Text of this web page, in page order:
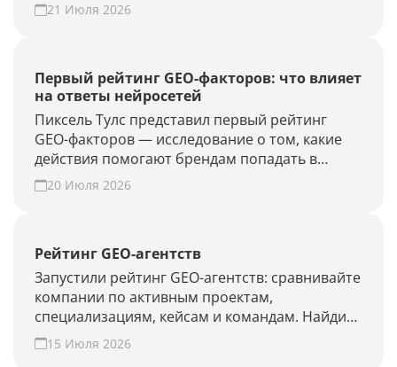
новые запросы или результат GEO-работ без
21 Июля 2026
Первый рейтинг GEO-факторов: что влияет
на ответы нейросетей
Пиксель Тулс представил первый рейтинг
GEO-факторов — исследование о том, какие
действия помогают брендам попадать в
ответы нейросетей.
20 Июля 2026
Рейтинг GEO-агентств
Запустили рейтинг GEO-агентств: сравнивайте
компании по активным проектам,
специализациям, кейсам и командам. Найдите
подрядчика для продвижения в ChatGPT,
Алисе AI и Perplexity или добавьте своё
15 Июля 2026